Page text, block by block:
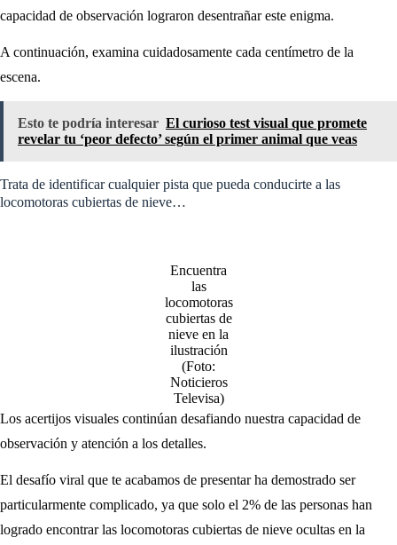
capacidad de observación lograron desentrañar este enigma.
A continuación, examina cuidadosamente cada centímetro de la
escena.
Esto te podría interesar El curioso test visual que promete
revelar tu ‘peor defecto’ según el primer animal que veas
Trata de identificar cualquier pista que pueda conducirte a las
locomotoras cubiertas de nieve…
Encuentra
las
locomotoras
cubiertas de
nieve en la
ilustración
(Foto:
Noticieros
Televisa)
Los acertijos visuales continúan desafiando nuestra capacidad de
observación y atención a los detalles.
El desafío viral que te acabamos de presentar ha demostrado ser
particularmente complicado, ya que solo el 2% de las personas han
logrado encontrar las locomotoras cubiertas de nieve ocultas en la